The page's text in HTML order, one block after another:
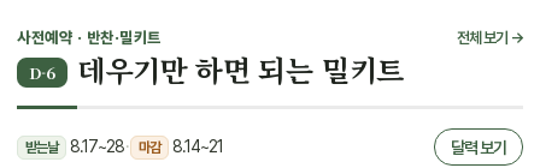
사전예약 · 반찬·밀키트 전체 보기 →
D-6 데우기만 하면 되는 밀키트
받는날 8.17~28· 마감 8.14~21 달력 보기